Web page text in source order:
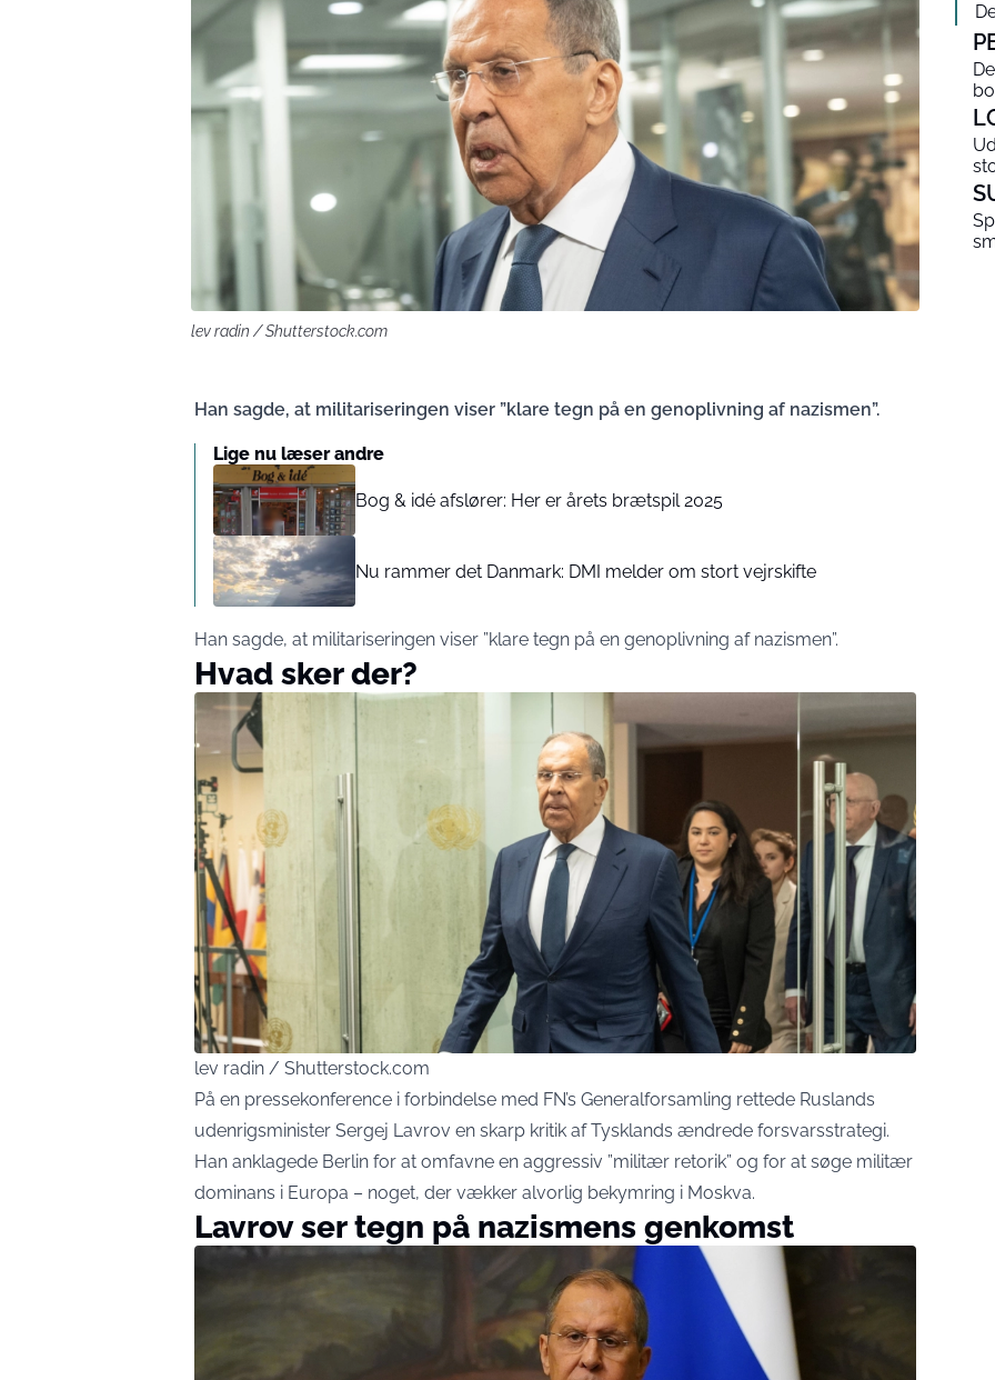
lev radin / Shutterstock.com
Han sagde, at militariseringen viser ”klare tegn på en genoplivning af nazismen”.
Lige nu læser andre
Bog & idé afslører: Her er årets brætspil 2025
Nu rammer det Danmark: DMI melder om stort vejrskifte
Han sagde, at militariseringen viser ”klare tegn på en genoplivning af nazismen”.
Hvad sker der?
lev radin / Shutterstock.com
På en pressekonference i forbindelse med FN’s Generalforsamling rettede Ruslands
udenrigsminister Sergej Lavrov en skarp kritik af Tysklands ændrede forsvarsstrategi.
Han anklagede Berlin for at omfavne en aggressiv ”militær retorik” og for at søge militær
dominans i Europa – noget, der vækker alvorlig bekymring i Moskva.
Lavrov ser tegn på nazismens genkomst